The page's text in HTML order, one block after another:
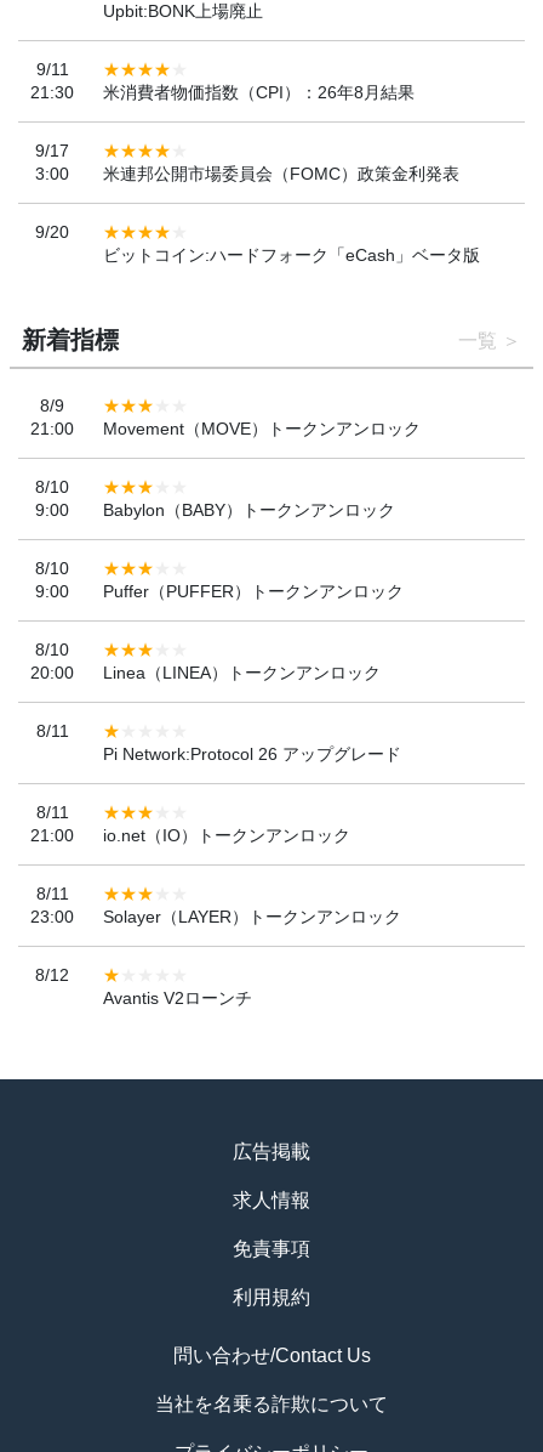
Upbit:BONK上場廃止
9/11
21:30
米消費者物価指数（CPI）：26年8月結果
9/17
3:00
米連邦公開市場委員会（FOMC）政策金利発表
9/20
ビットコイン:ハードフォーク「eCash」ベータ版
新着指標 一覧
8/9
21:00
Movement（MOVE）トークンアンロック
8/10
9:00
Babylon（BABY）トークンアンロック
8/10
9:00
Puffer（PUFFER）トークンアンロック
8/10
20:00
Linea（LINEA）トークンアンロック
8/11
Pi Network:Protocol 26 アップグレード
8/11
21:00
io.net（IO）トークンアンロック
8/11
23:00
Solayer（LAYER）トークンアンロック
8/12
Avantis V2ローンチ
広告掲載
求人情報
免責事項
利用規約
問い合わせ/Contact Us
当社を名乗る詐欺について